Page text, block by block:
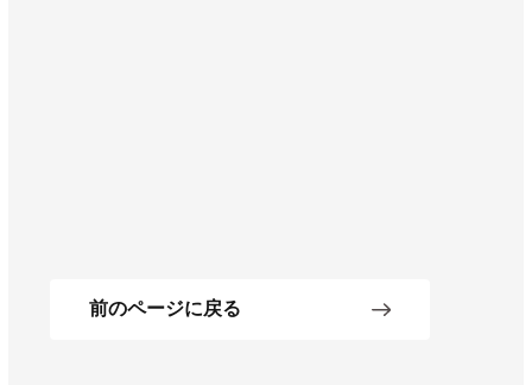
前のページに戻る